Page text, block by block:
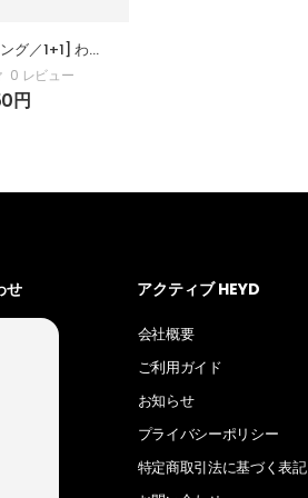
グ／1+1] わず
ギング フォー
、2個
0 レビュー
円
せ アクティブ HEYD
会社概要
ご利用ガイド
お知らせ
プライバシーポリシー
特定商取引法に基づく表記